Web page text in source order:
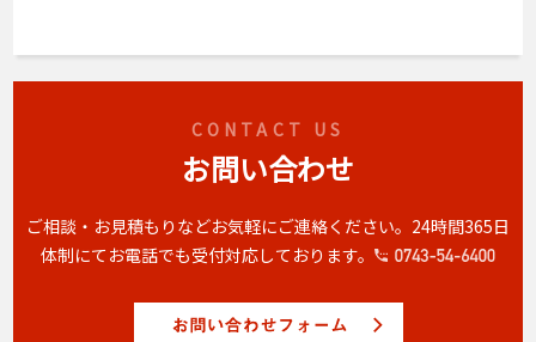
CONTACT US
お問い合わせ
ご相談・お見積もりなどお気軽にご連絡ください。 24時間365日
体制にてお電話でも受付対応しております。